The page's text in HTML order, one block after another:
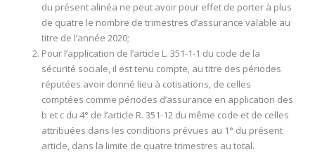
du présent alinéa ne peut avoir pour effet de porter à plus
de quatre le nombre de trimestres d’assurance valable au
titre de l’année 2020;
Pour l’application de l’article L. 351-1-1 du code de la
sécurité sociale, il est tenu compte, au titre des périodes
réputées avoir donné lieu à cotisations, de celles
comptées comme périodes d’assurance en application des
b et c du 4° de l’article R. 351-12 du même code et de celles
attribuées dans les conditions prévues au 1° du présent
article, dans la limite de quatre trimestres au total.